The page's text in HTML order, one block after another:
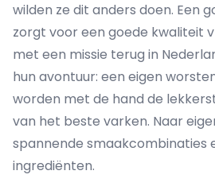
wilden ze dit anders doen. Een
zorgt voor een goede kwaliteit
met een missie terug in
hun avontuur: een eigen
worden met de hand de
van het beste varken. Naar
spannende smaakcombinaties
ingrediënten.